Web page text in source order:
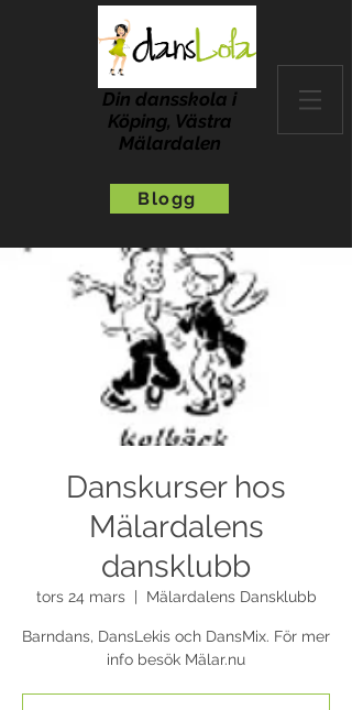
Din dansskola i
Köping, Västra
Mälardalen
Blogg
Danskurser hos
Mälardalens
dansklubb
tors 24 mars
  |
Mälardalens Dansklubb
Barndans, DansLekis och DansMix. För mer
info besök Mälar.nu